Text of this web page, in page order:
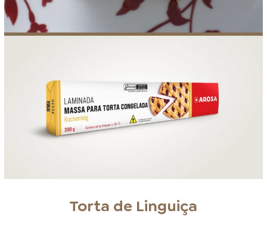
Torta de Linguiça